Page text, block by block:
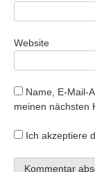
Website
Name, E-Mail-
meinen nächsten
Ich akzeptiere